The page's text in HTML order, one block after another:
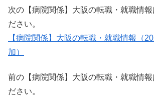
次の【病院関係】大阪の転職・就職情報
ださい。
【病院関係】大阪の転職・就職情報（
加）
前の【病院関係】大阪の転職・就職情報
ださい。